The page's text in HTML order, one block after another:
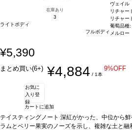
在庫あり
3
ライトボディ
フルボディ
ヴェイル
リチャー
リチャー
葡萄品種:
メルロー
¥5,390
まとめ買い(6+) ¥4,884 / 1本
9%OFF
お気に
入り登
録
カートに追加
テイスティングノート 深紅がかった、中位から
ラムとベリー果実のノーズを示し、複雑な土と